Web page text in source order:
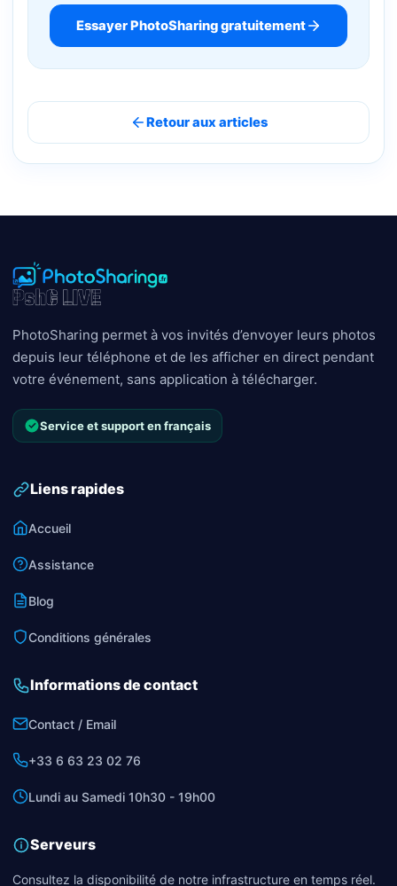
Essayer PhotoSharing gratuitement
Retour aux articles
PhotoSharing permet à vos invités d’envoyer leurs photos
depuis leur téléphone et de les afficher en direct pendant
votre événement, sans application à télécharger.
Service et support en français
Liens rapides
Accueil
Assistance
Blog
Conditions générales
Informations de contact
Contact / Email
+33 6 63 23 02 76
Lundi au Samedi 10h30 - 19h00
Serveurs
Consultez la disponibilité de notre infrastructure en temps réel.